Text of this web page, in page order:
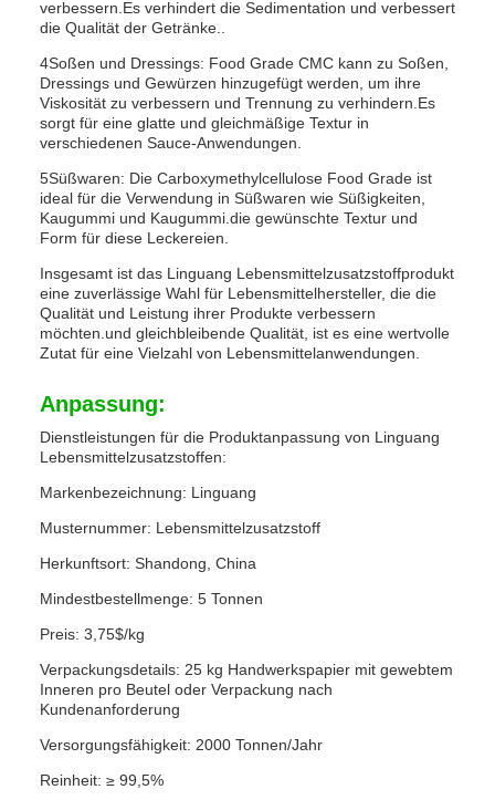
verbessern.Es verhindert die Sedimentation und verbessert
die Qualität der Getränke..
4Soßen und Dressings: Food Grade CMC kann zu Soßen,
Dressings und Gewürzen hinzugefügt werden, um ihre
Viskosität zu verbessern und Trennung zu verhindern.Es
sorgt für eine glatte und gleichmäßige Textur in
verschiedenen Sauce-Anwendungen.
5Süßwaren: Die Carboxymethylcellulose Food Grade ist
ideal für die Verwendung in Süßwaren wie Süßigkeiten,
Kaugummi und Kaugummi.die gewünschte Textur und
Form für diese Leckereien.
Insgesamt ist das Linguang Lebensmittelzusatzstoffprodukt
eine zuverlässige Wahl für Lebensmittelhersteller, die die
Qualität und Leistung ihrer Produkte verbessern
möchten.und gleichbleibende Qualität, ist es eine wertvolle
Zutat für eine Vielzahl von Lebensmittelanwendungen.
Anpassung:
Dienstleistungen für die Produktanpassung von Linguang
Lebensmittelzusatzstoffen:
Markenbezeichnung: Linguang
Musternummer: Lebensmittelzusatzstoff
Herkunftsort: Shandong, China
Mindestbestellmenge: 5 Tonnen
Preis: 3,75$/kg
Verpackungsdetails: 25 kg Handwerkspapier mit gewebtem
Inneren pro Beutel oder Verpackung nach
Kundenanforderung
Versorgungsfähigkeit: 2000 Tonnen/Jahr
Reinheit: ≥ 99,5%